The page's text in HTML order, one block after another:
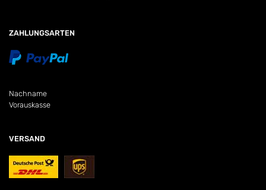
ZAHLUNGSARTEN
Nachname
Vorauskasse
VERSAND